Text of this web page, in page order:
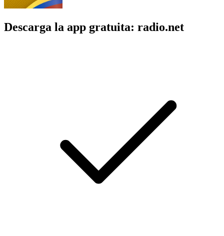
Descarga la app gratuita: radio.net